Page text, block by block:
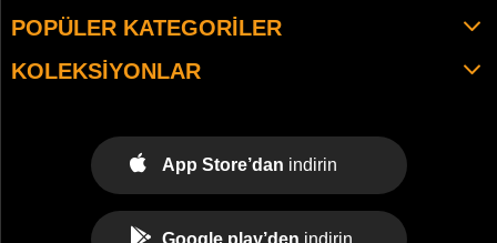
POPÜLER KATEGORILER
KOLEKSIYONLAR
App Store’dan indirin
Google play’den indirin